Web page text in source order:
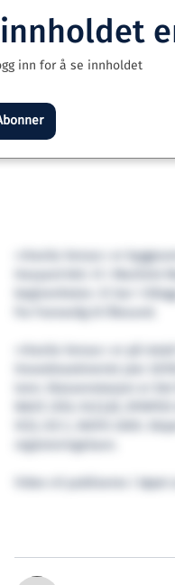
inn for å se innholdet
‹‹Havila Venus›› er
Havyard 845. Vi i
begivenheten. Vi har i
‹‹Havila Venus›› er på
Hovedmaskineriet yter
V(3), ICE C, NOFO 2005.
registreringshavn.
Video vil publiseres i løpet